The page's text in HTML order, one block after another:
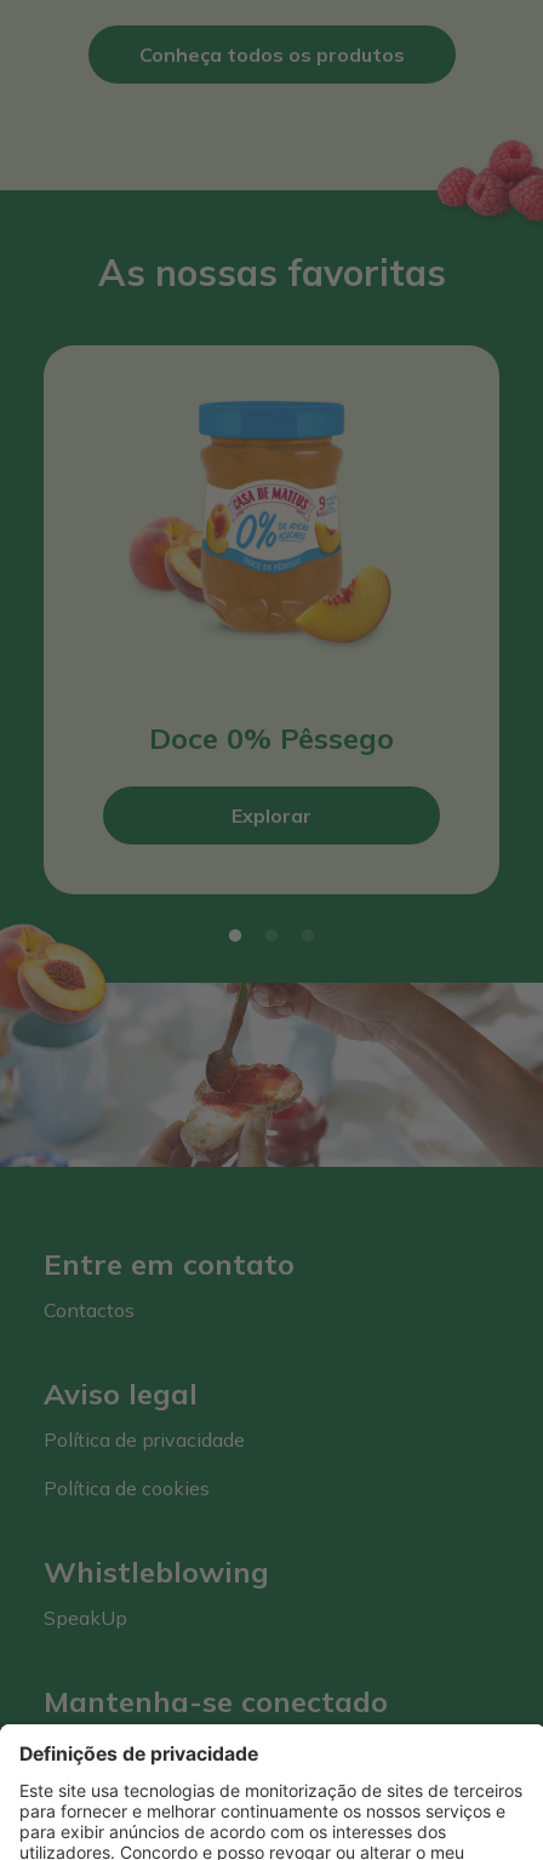
Conheça todos os produtos
As nossas favoritas
Doce 0% Pêssego
Explorar
Entre em contato
Contactos
Aviso legal
Política de privacidade
Política de cookies
Whistleblowing
SpeakUp
Mantenha-se conectado